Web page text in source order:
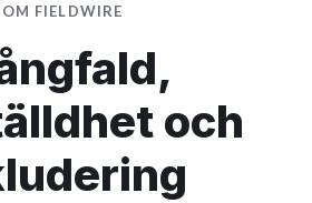
OM FIELDWIRE
och